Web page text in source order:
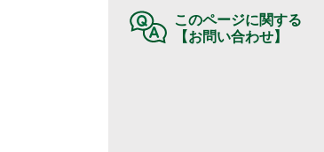
このページに関する
【お問い合わせ】